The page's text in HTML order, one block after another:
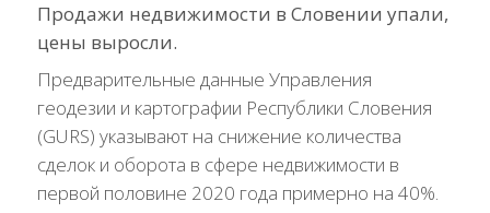
Продажи недвижимости в Словении упали,
цены выросли.
Предварительные данные Управления
геодезии и картографии Республики Словения
(GURS) указывают на снижение количества
сделок и оборота в сфере недвижимости в
первой половине 2020 года примерно на 40%.